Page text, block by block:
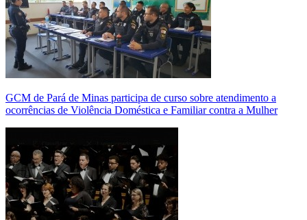
GCM de Pará de Minas participa de curso sobre atendimento a
ocorrências de Violência Doméstica e Familiar contra a Mulher